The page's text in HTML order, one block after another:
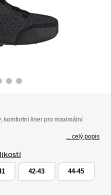
komfortní liner pro maximální
... celý popis
42-43 44-45